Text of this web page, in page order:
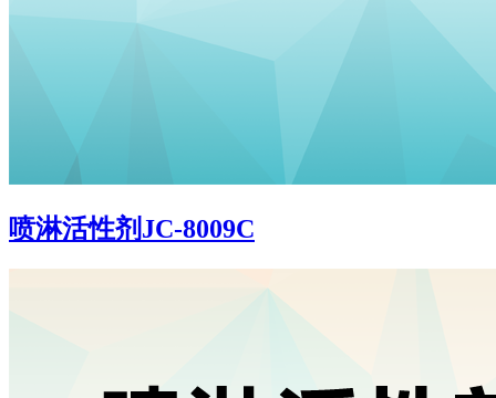
喷淋活性剂JC-8009C